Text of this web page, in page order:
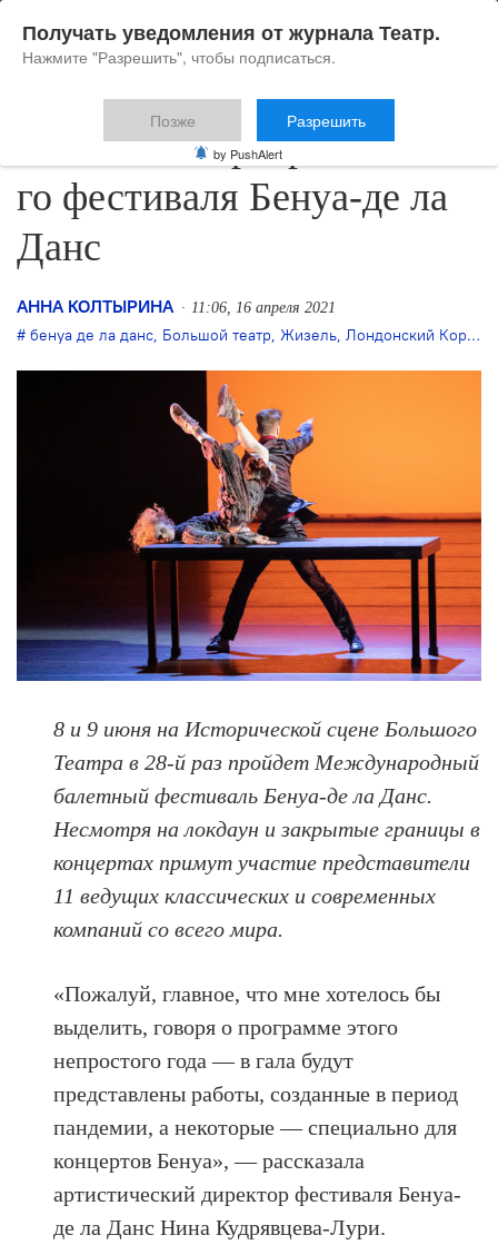
Объявлена программа 28-
го фестиваля Бенуа-де ла
Данс
АННА КОЛТЫРИНА 11:06, 16 апреля 2021
бенуа де ла данс, Большой театр, Жизель, Лондонский Королевский балет
8 и 9 июня на Исторической сцене Большого
Театра в 28-й раз пройдет Международный
балетный фестиваль Бенуа-де ла Данс.
Несмотря на локдаун и закрытые границы в
концертах примут участие представители
11 ведущих классических и современных
компаний со всего мира.
«Пожалуй, главное, что мне хотелось бы
выделить, говоря о программе этого
непростого года — в гала будут
представлены работы, созданные в период
пандемии, а некоторые — специально для
концертов Бенуа», — рассказала
артистический директор фестиваля Бенуа-
де ла Данс Нина Кудрявцева-Лури.
Получать уведомления от журнала Театр.
Нажмите "Разрешить", чтобы подписаться.
Позже Разрешить
by PushAlert